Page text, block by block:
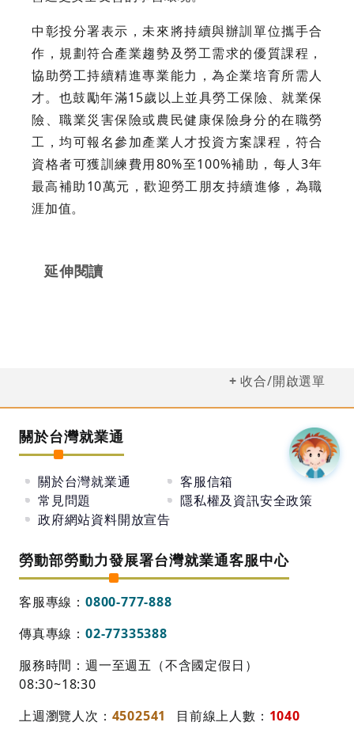
中彰投分署表示，未來將持續與辦訓單位攜手合
作，規劃符合產業趨勢及勞工需求的優質課程，
協助勞工持續精進專業能力，為企業培育所需人
才。也鼓勵年滿15歲以上並具勞工保險、就業保
險、職業災害保險或農民健康保險身分的在職勞
工，均可報名參加產業人才投資方案課程，符合
資格者可獲訓練費用80%至100%補助，每人3年
最高補助10萬元，歡迎勞工朋友持續進修，為職
涯加值。
延伸閱讀
收合/開啟選單
關於台灣就業通
關於台灣就業通
客服信箱
常見問題
隱私權及資訊安全政策
政府網站資料開放宣告
勞動部勞動力發展署台灣就業通客服中心
客服專線： 0800-777-888
傳真專線： 02-77335388
服務時間：週一至週五（不含國定假日）
08:30~18:30
上週瀏覽人次： 4502541 目前線上人數： 1040